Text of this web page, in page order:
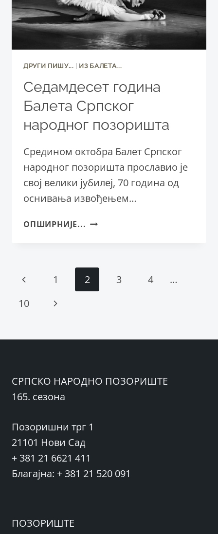
ДРУГИ ПИШУ... ИЗ БАЛЕТА...
Седамдесет година
Балета Српског
народног позоришта
Средином октобра Балет Српског
народног позоришта прославио је
свој велики јубилеј, 70 година од
оснивања извођењем…
ОПШИРНИЈЕ... СЕДАМДЕСЕТ
НАРОДНОГ
ПОЗОРИШТА
Page
navigation
Previous
Page
1 2 3 4
…
10
Next
СРПСКО НАРОДНО ПОЗОРИШТЕ
165. сезона
Позоришни трг 1
21101 Нови Сад
+ 381 21 6621 411
Благајна: + 381 21 520 091
ПОЗОРИШТЕ